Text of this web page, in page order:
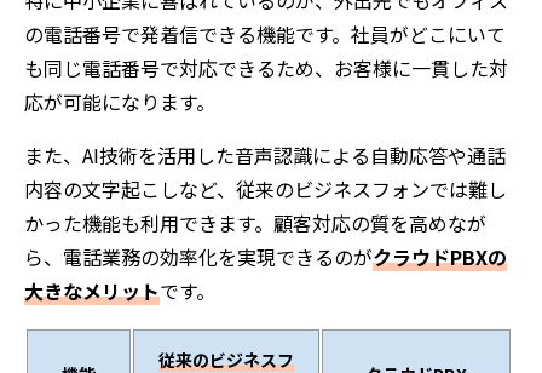
の電話番号で発着信できる機能です。社員がどこにいて
も同じ電話番号で対応できるため、お客様に一貫した対
応が可能になります。
また、AI技術を活用した音声認識による自動応答や通話
内容の文字起こしなど、従来のビジネスフォンでは難し
かった機能も利用できます。顧客対応の質を高めなが
ら、電話業務の効率化を実現できるのがクラウドPBXの
大きなメリットです。
従来のビジネスフ